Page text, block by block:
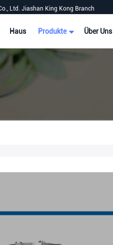
Ltd. Jiashan King Kong Branch
Haus Produkte Über Uns